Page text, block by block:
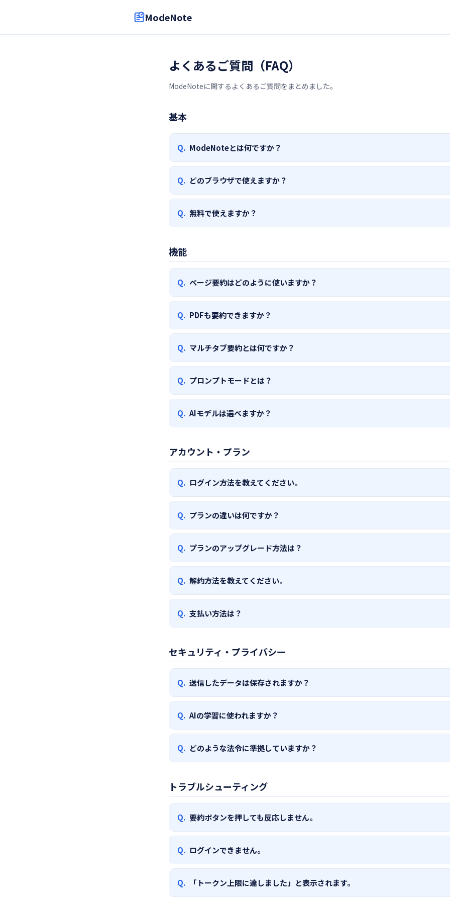
ModeNote
よくあるご質問（FAQ）
ModeNoteに関するよくあるご質問をまとめました。
基本
Q. ModeNoteとは何ですか？
ModeNoteは、WebページやPDFの内容をAI（Google Gemini / Anthropic
Q. どのブラウザで使えますか？
Google Chrome（最新版推奨）およびChromium系ブラウザ（Microsoft Edge、
Q. 無料で使えますか？
やClaudeモデルへのアクセスが必要な場合は、Pro・Enterpriseプランをご検討
機能
Q. ページ要約はどのように使いますか？
要約したいWebページを開いた状態で、ModeNoteのサイドパネルを開き「要約
Q. PDFも要約できますか？
はい。ブラウザで開いているPDFファイルを直接要約できます。サイドパネルの
Q. マルチタブ要約とは何ですか？
複数のタブで開いているページを一度に要約し、横断的な分析や比較を行う機能
Q. プロンプトモードとは？
要約の指示文（プロンプト）を切り替える機能です。デフォルトで用意されたモ
Q. AIモデルは選べますか？
なモデルはご契約のプランによって異なります。
アカウント・プラン
Q. ログイン方法を教えてください。
サイドパネルの設定画面（歯車アイコン）→「個人」タブからメールアドレスで
Q. プランの違いは何ですか？
Freeプランは日次30,000トークン・基本モデルのみ。Proプランはより大きなト
Q. プランのアップグレード方法は？
サイドパネルの設定画面→「プラン」タブ→「プランを変更」ボタンからStripe
Q. 解約方法を教えてください。
設定画面→「プラン」タブ→「サブスクリプション管理」ボタンからStripe
Q. 支払い方法は？
プランでは銀行振込（請求書払い）もご利用いただけます。
セキュリティ・プライバシー
Q. 送信したデータは保存されますか？
いいえ。要約対象のテキスト・PDFデータはサーバーに保存されません。AI API
Q. AIの学習に使われますか？
いいえ。Google Gemini API（有料商用版）およびAnthropic Claude APIの利用
Q. どのような法令に準拠していますか？
ています。詳細はプライバシーポリシー
い。
トラブルシューティング
Q. 要約ボタンを押しても反応しません。
ページの読み込みが完了しているか確認してください。また、chrome://
Q. ログインできません。
Chromeにログインしているか確認してください（chrome://settings →「
Q. 「トークン上限に達しました」と表示されます。